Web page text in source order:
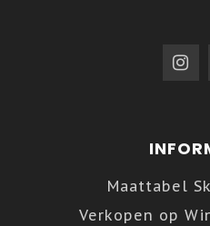
Maattabel
Verkopen op